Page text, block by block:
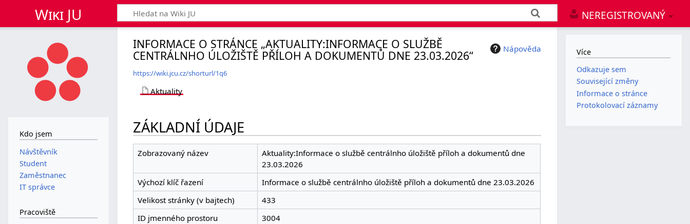
NEREGISTROVANÝ
Wiki JU
Nápověda
INFORMACE O STRÁNCE „AKTUALITY:INFORMACE O SLUŽBĚ
CENTRÁLNHO ÚLOŽIŠTĚ PŘÍLOH A DOKUMENTŮ DNE 23.03.2026“
https://wiki.jcu.cz/shorturl/1q6
Aktuality
ZÁKLADNÍ ÚDAJE
Zobrazovaný název
Aktuality:Informace o službě centrálnho úložiště příloh a dokumentů dne
23.03.2026
Výchozí klíč řazení
Informace o službě centrálnho úložiště příloh a dokumentů dne 23.03.2026
Velikost stránky (v bajtech)
433
ID jmenného prostoru
3004
Kdo jsem
Návštěvník
Student
Zaměstnanec
IT správce
Pracoviště
Více
Odkazuje sem
Související změny
Informace o stránce
Protokolovací záznamy